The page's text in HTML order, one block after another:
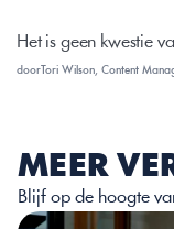
Het is geen kwestie
door Tori Wilson, Content
MEER
Blijf op de hoogte